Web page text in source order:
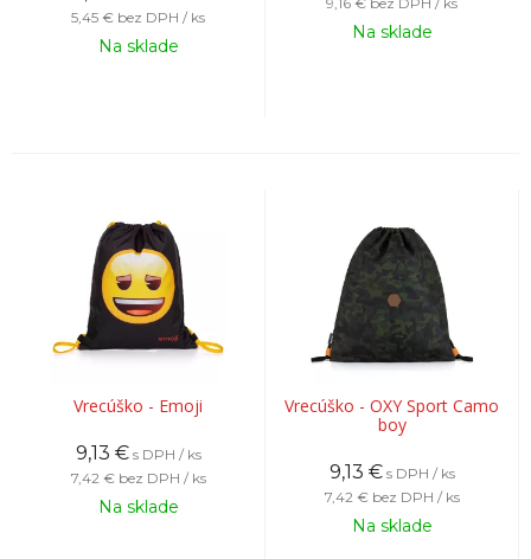
5,45 € bez DPH / ks
Na sklade
Na sklade
Vrecúško - Emoji
9,13 € s DPH / ks
7,42 € bez DPH / ks
Na sklade
Vrecúško - OXY Sport Camo
boy
9,13 € s DPH / ks
7,42 € bez DPH / ks
Na sklade